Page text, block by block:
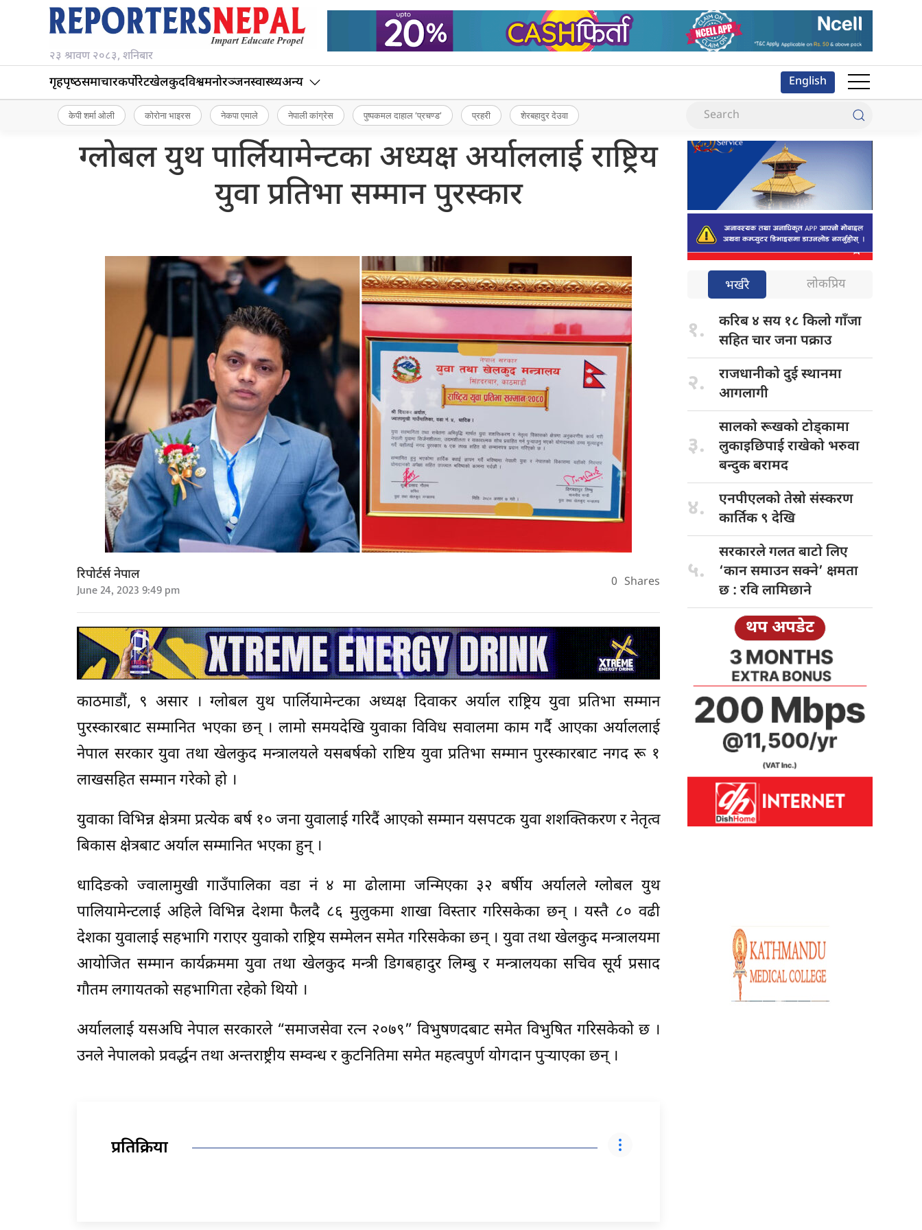
२३ श्रावण २०८३, शनिबार
गृहपृष्‍ठसमाचारकर्पोरेटखेलकुदविश्वमनोरञ्जनस्वास्थ्यअन्य English
केपी शर्मा ओली कोरोना भाइरस नेकपा एमाले नेपाली कांग्रेस पुष्पकमल दाहाल ‘प्रचण्ड’ प्रहरी शेरबहादुर देउवा
ग्लोबल युथ पार्लियामेन्टका अध्यक्ष अर्याललाई राष्ट्रिय
युवा प्रतिभा सम्मान पुरस्कार
रिपोर्टर्स नेपाल
June 24, 2023 9:49 pm 0 Shares
काठमाडौं, ९ असार । ग्लोबल युथ पार्लियामेन्टका अध्यक्ष दिवाकर अर्याल राष्ट्रिय युवा प्रतिभा सम्मान
पुरस्कारबाट सम्मानित भएका छन् । लामो समयदेखि युवाका विविध सवालमा काम गर्दै आएका अर्याललाई
नेपाल सरकार युवा तथा खेलकुद मन्त्रालयले यसबर्षको राष्टिय युवा प्रतिभा सम्मान पुरस्कारबाट नगद रू १
लाखसहित सम्मान गरेको हो ।
युवाका विभिन्न क्षेत्रमा प्रत्येक बर्ष १० जना युवालाई गरिदैं आएको सम्मान यसपटक युवा शशक्तिकरण र नेतृत्व
बिकास क्षेत्रबाट अर्याल सम्मानित भएका हुन् ।
धादिङको ज्वालामुखी गाउँपालिका वडा नं ४ मा ढोलामा जन्मिएका ३२ बर्षीय अर्यालले ग्लोबल युथ
पालियामेन्टलाई अहिले विभिन्न देशमा फैलदै ८६ मुलुकमा शाखा विस्तार गरिसकेका छन् । यस्तै ८० वढी
देशका युवालाई सहभागि गराएर युवाको राष्ट्रिय सम्मेलन समेत गरिसकेका छन् । युवा तथा खेलकुद मन्त्रालयमा
आयोजित सम्मान कार्यक्रममा युवा तथा खेलकुद मन्त्री डिगबहादुर लिम्बु र मन्त्रालयका सचिव सूर्य प्रसाद
गौतम लगायतको सहभागिता रहेको थियो ।
अर्याललाई यसअघि नेपाल सरकारले “समाजसेवा रत्न २०७९” विभुषणदबाट समेत विभुषित गरिसकेको छ ।
उनले नेपालको प्रवर्द्धन तथा अन्तराष्ट्रीय सम्वन्ध र कुटनितिमा समेत महत्वपुर्ण योगदान पुर्‍याएका छन् ।
प्रतिक्रिया
भर्खरै लोकप्रिय
१. करिब ४ सय १८ किलो गाँजा
सहित चार जना पक्राउ
२. राजधानीको दुईस्थानमा
आगलागी
३.
सालको रूखकोटोड्कामा
लुकाइछिपाई राखेको भरुवा
बन्दुक बरामद
४. एनपीएलको तेस्रोसंस्करण
कार्तिक ९ देखि
५.
सरकारले गलतबाटो लिए
‘कान समाउन सक्ने’ क्षमता
छ : रवि लामिछाने
थप अपडेट